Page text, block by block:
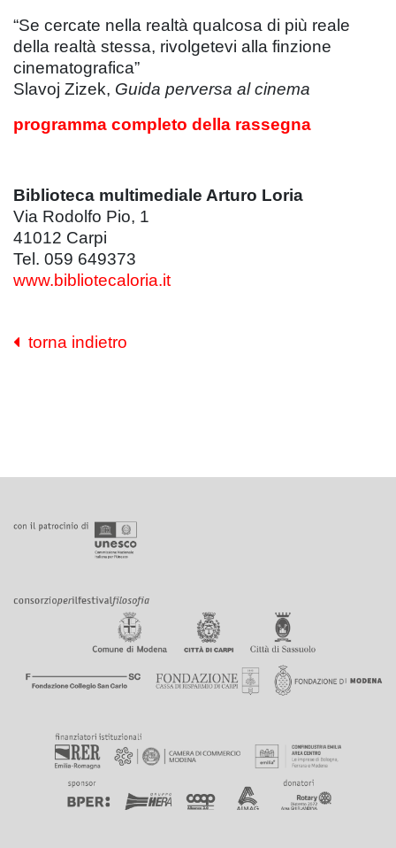
“Se cercate nella realtà qualcosa di più reale
della realtà stessa, rivolgetevi alla finzione
cinematografica”
Slavoj Zizek, Guida perversa al cinema
programma completo della rassegna
Biblioteca multimediale Arturo Loria
Via Rodolfo Pio, 1
41012 Carpi
Tel. 059 649373
www.bibliotecaloria.it
torna indietro